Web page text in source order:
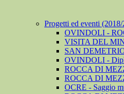
Progetti ed eventi
OVINDOLI -
VISITA DEL
SAN
OVINDOLI -
ROCCA DI
ROCCA DI
OCRE - Saggio